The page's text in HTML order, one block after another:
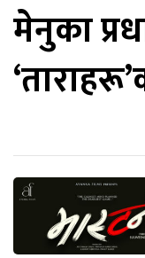
मेनुका